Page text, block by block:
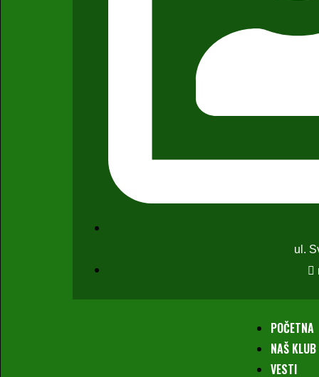
ul.
POČETNA
NAŠ KLUB
VESTI